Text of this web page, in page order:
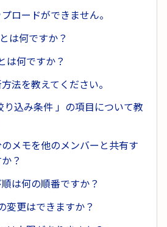
ロードができません。
は何ですか？
は何ですか？
法を教えてください。
り込み条件 」の項目について教
メモを他のメンバーと共有す
？
は何の順番ですか？
変更はできますか？